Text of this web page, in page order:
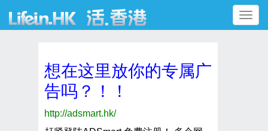
Toggle
navigation